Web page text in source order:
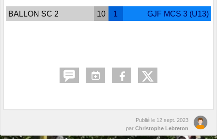
BALLON SC 2 10 1 GJF MCS 3 (U13)
Publié le 12 sept. 2023
par Christophe Lebreton